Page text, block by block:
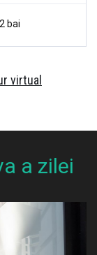
2 bai
virtual
a zilei